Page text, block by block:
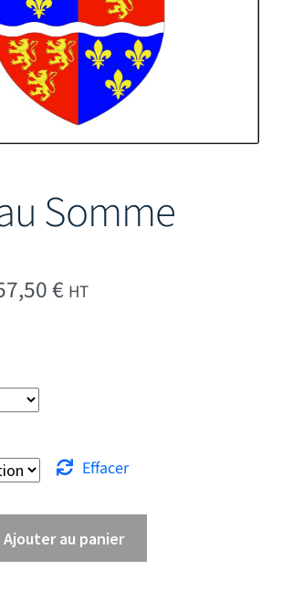
Somme
€Plage de prix : 18,00 €
HT
Effacer
Somme
Ajouter au panier